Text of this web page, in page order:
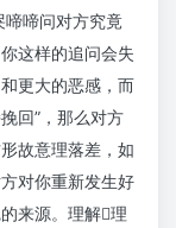
啼问对方究竟
这样的追问会失
更大的恶感，而
回”，那么对方
故意理落差，如
对你重新发生好
来源。理解理